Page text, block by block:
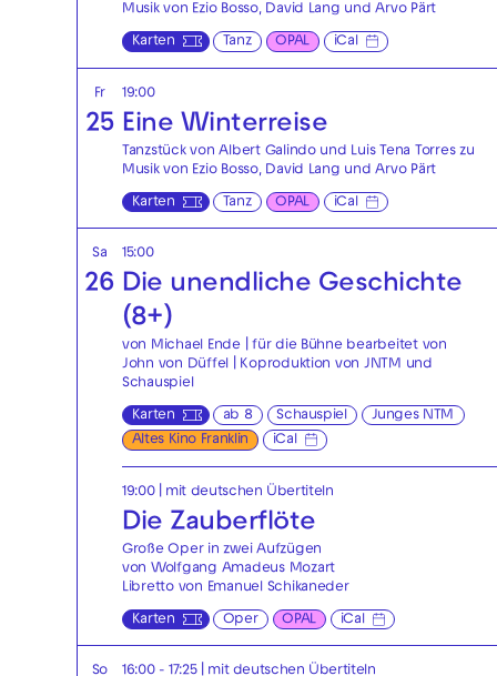
Musik von Ezio Bosso, David Lang und Arvo Pärt
Karten Tanz OPAL iCal
Fr
25
19:00
Eine Winterreise
Tanzstück von Albert Galindo und Luis Tena Torres zu
Musik von Ezio Bosso, David Lang und Arvo Pärt
Karten Tanz OPAL iCal
Sa
26
15:00
Die unendliche Geschichte
(8+)
von Michael Ende | für die Bühne bearbeitet von
John von Düffel | Koproduktion von JNTM und
Schauspiel
Karten ab 8 Schauspiel
Junges NTM
Altes Kino Franklin
iCal
19:00| mit deutschen Übertiteln
Die Zauberflöte
Große Oper in zwei Aufzügen
von Wolfgang Amadeus Mozart
Libretto von Emanuel Schikaneder
Karten Oper OPAL iCal
So 16:00 - 17:25| mit deutschen Übertiteln